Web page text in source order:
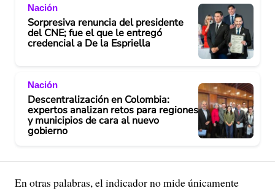
Nación
Sorpresiva renuncia del presidente
del CNE; fue el que le entregó
credencial a De la Espriella
Nación
Descentralización en Colombia:
expertos analizan retos para regiones
y municipios de cara al nuevo
gobierno
En otras palabras, el indicador no mide únicamente